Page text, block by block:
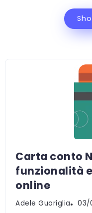
Carta conto
funzionalità
online
Adele Guariglia 03/